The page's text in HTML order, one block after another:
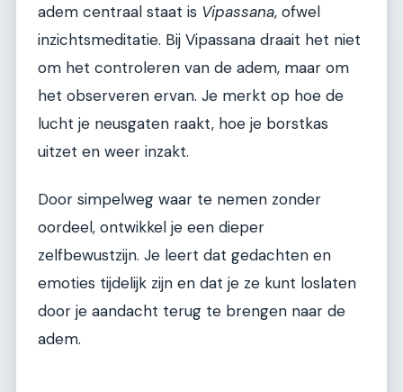
adem centraal staat is Vipassana, ofwel
inzichtsmeditatie. Bij Vipassana draait het niet
om het controleren van de adem, maar om
het observeren ervan. Je merkt op hoe de
lucht je neusgaten raakt, hoe je borstkas
uitzet en weer inzakt.
Door simpelweg waar te nemen zonder
oordeel, ontwikkel je een dieper
zelfbewustzijn. Je leert dat gedachten en
emoties tijdelijk zijn en dat je ze kunt loslaten
door je aandacht terug te brengen naar de
adem.